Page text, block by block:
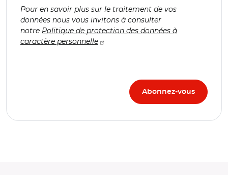
Pour en savoir plus sur le traitement de vos
données nous vous invitons à consulter
notre Politique de protection des données à
caractère personnelle